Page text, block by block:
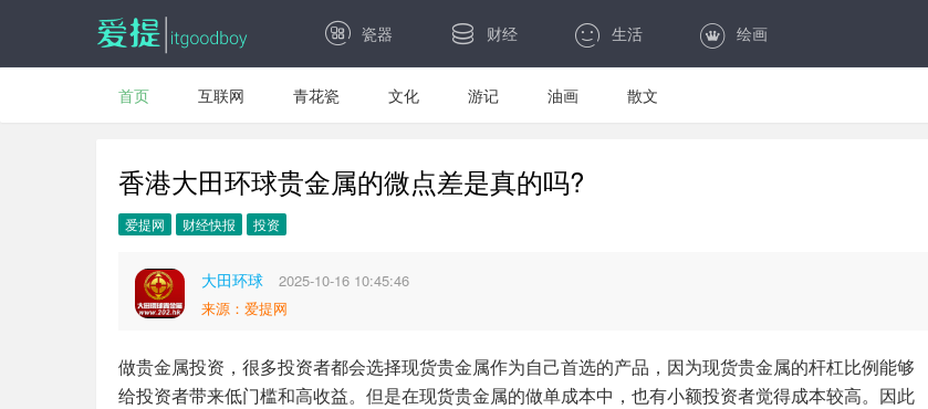
瓷器 财经 生活 绘画
首页 互联网 青花瓷 文化 游记 油画 散文
香港大田环球贵金属的微点差是真的吗?
爱提网 财经快报 投资
大田环球
2025-10-16 10:45:46
来源：爱提网
做贵金属投资，很多投资者都会选择现货贵金属作为自己首选的产品，因为现货贵金属的杆杠比例能够
给投资者带来低门槛和高收益。但是在现货贵金属的做单成本中，也有小额投资者觉得成本较高。因此